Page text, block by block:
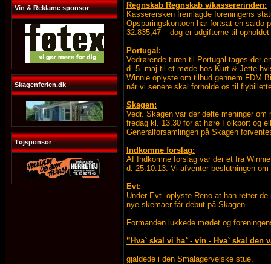
Vin & Reklame sponsor
Skagenferien.dk
Tøjsponsor
Regnskab Regnskab v/kassererinden:
Kasserersken fremlagde foreningens
Opsparingskontoen har fortsat en saldo
32.835,47 – dog er udgifterne til
Portugal:
Vedrørende turen til Portugal tages der
d. 5. maj til et møde hos Kurt & Jette
Winnie oplyste om tilbud gennem FDM
når vi senere skal forholde os til
Skagen:
Vedr. Skagen var der delte meninger
fredag kl. 13.30 for at høre Folkport og
Generalforsamlingen på Skagen
Indkomne forslag:
Af Indkomne forslag var der et fra
d. 25.10.13. Vi afventer beslutningen
Evt:
Under Evt. oplyste Reno at han retter
nye skemaer får debut på Skagen.
Formanden lukkede mødet og
”Hva` skal vi ha` - vin - Hva` skal den
gjaldede i den Smalagervejske stue.